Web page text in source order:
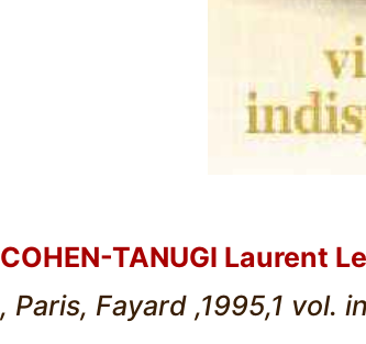
COHEN-TANUGI Laurent
, Paris, Fayard ,1995,1 vol.